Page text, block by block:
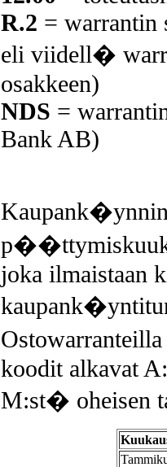
R.2 = warrantin
eli viidell�
osakkeen)
NDS =
Bank AB)
joka ilmaistaan
koodit alkavat
M:st� oheisen